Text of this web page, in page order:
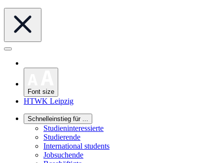
Font size
HTWK Leipzig
Schnelleinstieg für ...
Studieninteressierte
Studierende
International students
Jobsuchende